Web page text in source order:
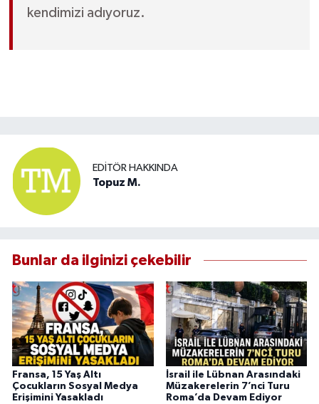
kendimizi adıyoruz.
EDITÖR HAKKINDA
Topuz M.
Bunlar da ilginizi çekebilir
Fransa, 15 Yaş Altı
Çocukların Sosyal Medya
Erişimini Yasakladı
İsrail ile Lübnan Arasındaki
Müzakerelerin 7’nci Turu
Roma’da Devam Ediyor